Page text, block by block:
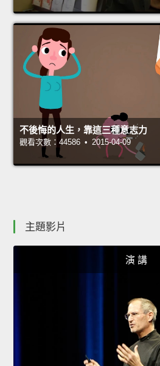
不後悔的人生，靠這三種意志力
觀看次數：44586 • 2015-04-09
主題影片
演 講